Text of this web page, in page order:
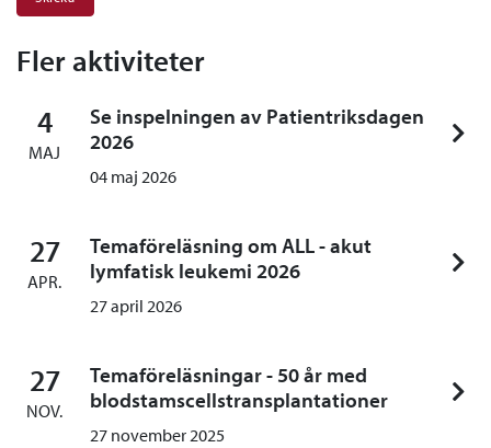
Fler aktiviteter
4
MAJ
Se inspelningen av Patientriksdagen
2026
04 maj 2026
27
APR.
Temaföreläsning om ALL - akut
lymfatisk leukemi 2026
27 april 2026
27
NOV.
Temaföreläsningar - 50 år med
blodstamscellstransplantationer
27 november 2025